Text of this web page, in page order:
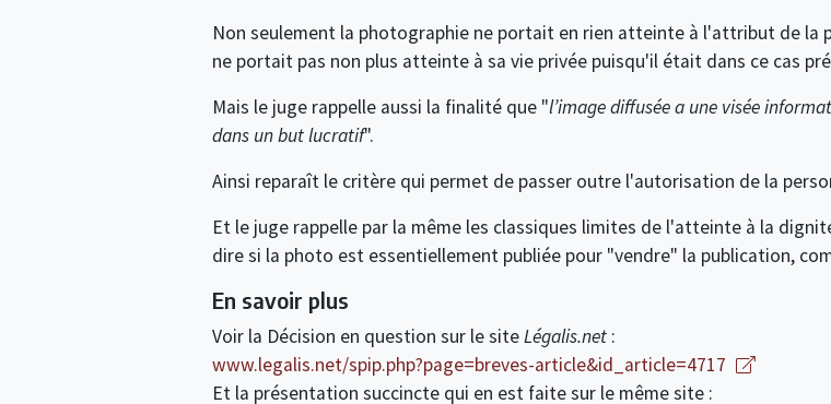
Non seulement la photographie ne portait en rien atteinte à l'attribut de
ne portait pas non plus atteinte à sa vie privée puisqu'il était dans ce cas
Mais le juge rappelle aussi la finalité que "l’image diffusée a une visée
dans un but lucratif".
Ainsi reparaît le critère qui permet de passer outre l'autorisation de la
Et le juge rappelle par la même les classiques limites de l'atteinte à la
dire si la photo est essentiellement publiée pour "vendre" la publication,
En savoir plus
Voir la Décision en question sur le siteLégalis.net:
www.legalis.net/spip.php?page=breves-article&id_article=4717
Et la présentation succincte qui en est faite sur le même site :